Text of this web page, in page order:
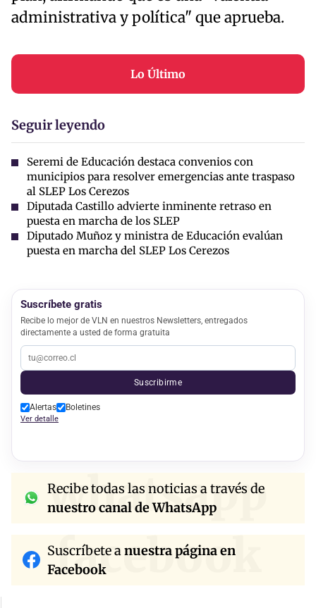
administrativa y política" que aprueba.
Lo Último
Seguir leyendo
Seremi de Educación destaca convenios con
municipios para resolver emergencias ante traspaso
al SLEP Los Cerezos
Diputada Castillo advierte inminente retraso en
puesta en marcha de los SLEP
Diputado Muñoz y ministra de Educación evalúan
puesta en marcha del SLEP Los Cerezos
Suscríbete gratis
Recibe lo mejor de VLN en nuestros Newsletters, entregados
directamente a usted de forma gratuita
Suscribirme
Alertas Boletines
Ver detalle
whatsapp
Recibe todas las noticias a través de
nuestro canal de WhatsApp
facebook
Suscríbete anuestra página en
Facebook